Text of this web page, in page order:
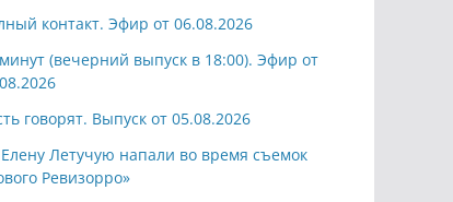
контакт. Эфир от 06.08.2026
(вечерний выпуск в 18:00). Эфир от
говорят. Выпуск от 05.08.2026
Летучую напали во время съемок
Ревизорро»